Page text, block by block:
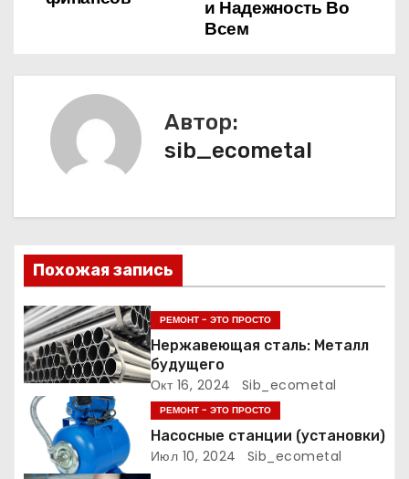
я
п
о
з
а
п
и
и Надежность Во
Всем
Автор:
sib_ecometal
Похожая запись
РЕМОНТ - ЭТО ПРОСТО
Нержавеющая сталь: Металл
будущего
Окт 16, 2024 Sib_ecometal
РЕМОНТ - ЭТО ПРОСТО
Насосные станции (установки)
Июл 10, 2024 Sib_ecometal